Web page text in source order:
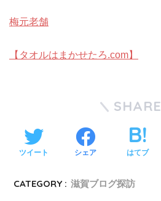
梅元老舗
【タオルはまかせたろ.com】
SHARE
ツイート シェア はてブ
CATEGORY : 滋賀ブログ探訪